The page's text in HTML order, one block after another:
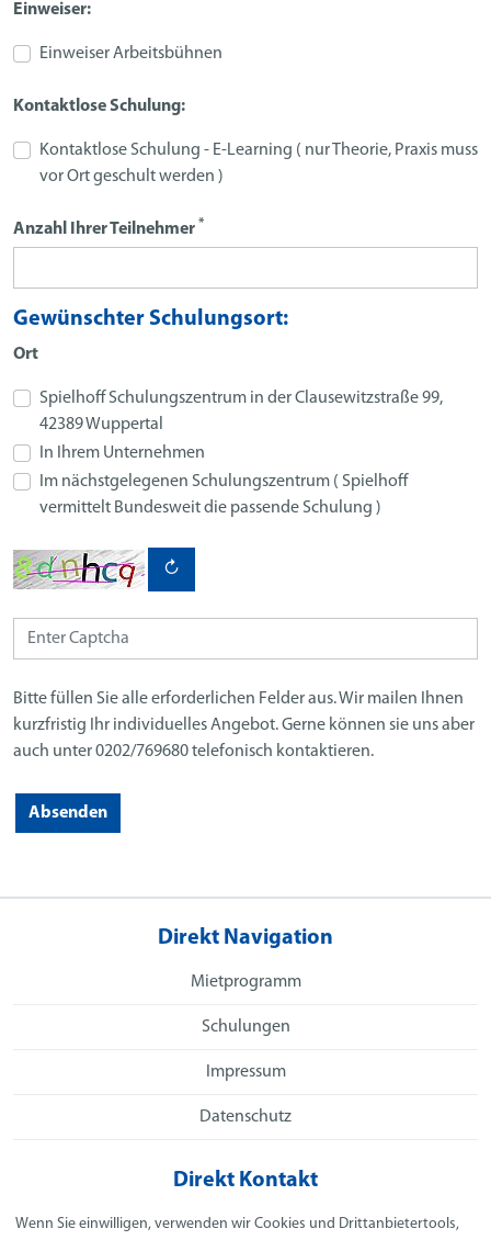
Einweiser:
Einweiser Arbeitsbühnen
Kontaktlose Schulung:
Kontaktlose Schulung - E-Learning ( nur Theorie, Praxis muss
vor Ort geschult werden )
Anzahl Ihrer Teilnehmer *
Gewünschter Schulungsort:
Ort
Spielhoff Schulungszentrum in der Clausewitzstraße 99,
42389 Wuppertal
In Ihrem Unternehmen
Im nächstgelegenen Schulungszentrum ( Spielhoff
vermittelt Bundesweit die passende Schulung )
↻
Bitte füllen Sie alle erforderlichen Felder aus. Wir mailen Ihnen
kurzfristig Ihr individuelles Angebot. Gerne können sie uns aber
auch unter 0202/769680 telefonisch kontaktieren.
Absenden
Direkt Navigation
Mietprogramm
Schulungen
Impressum
Datenschutz
Direkt Kontakt
Spielhoff GmbH
Wenn Sie einwilligen, verwenden wir Cookies und Drittanbietertools,